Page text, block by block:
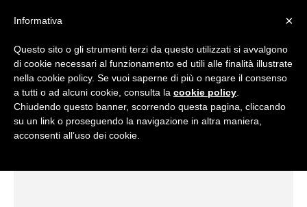
Flipnet
Home Tags Genially
Tag: Genially
×
Informativa
Questo sito o gli strumenti terzi da questo utilizzati si avvalgono
di cookie necessari al funzionamento ed utili alle finalità illustrate
nella cookie policy. Se vuoi saperne di più o negare il consenso
a tutti o ad alcuni cookie, consulta la cookie policy
Chiudendo questo banner, scorrendo questa pagina, cliccando
su un link o proseguendo la navigazione in altra maniera,
acconsenti all’uso dei cookie.